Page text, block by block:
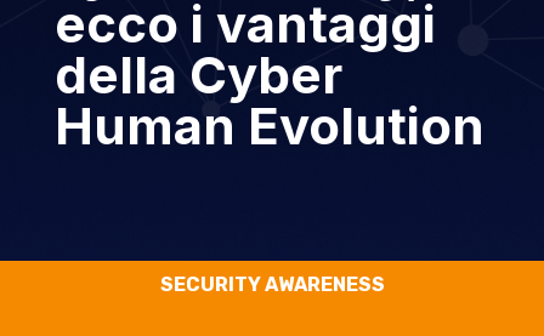
ecco i vantaggi
della Cyber
Human Evolution
SECURITY AWARENESS